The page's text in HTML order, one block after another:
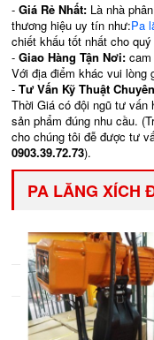
-Giá Rẻ Nhất: Là nhà
thương hiệu uy tín như:Pa
chiết khấu tốt nhất cho
-Giao Hàng Tận Nơi:
Với địa điểm khác vui lòng
-Tư Vấn Kỹ Thuật
Thời Giá có đội ngũ tư vấn
sản phẩm đúng nhu cầu.
cho chúng tôi đễ được tư
0903.39.72.73).
PA LĂNG XÍCH